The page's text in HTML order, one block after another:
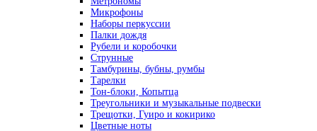
Микрофоны
Наборы перкуссии
Палки дождя
Рубели и коробочки
Струнные
Тамбурины, бубны, румбы
Тарелки
Тон-блоки, Копытца
Треугольники и музыкальные подвески
Трещотки, Гуиро и кокирико
Цветные ноты